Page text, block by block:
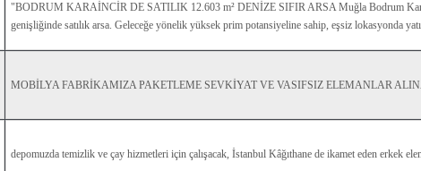
"BODRUM KARAİNCİR DE SATILIK 12.603 m² DENİZE SIFIR ARSA Muğla Bodrum
genişliğinde satılık arsa. Geleceğe yönelik yüksek prim potansiyeline sahip, eşsiz lokasyonda
MOBİLYA FABRİKAMIZA PAKETLEME SEVKİYAT VE VASIFSIZ ELEMANLAR
depomuzda temizlik ve çay hizmetleri için çalışacak, İstanbul Kâğıthane de ikamet eden erkek